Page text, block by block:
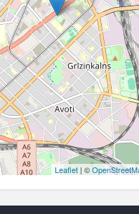
Leaflet | ©